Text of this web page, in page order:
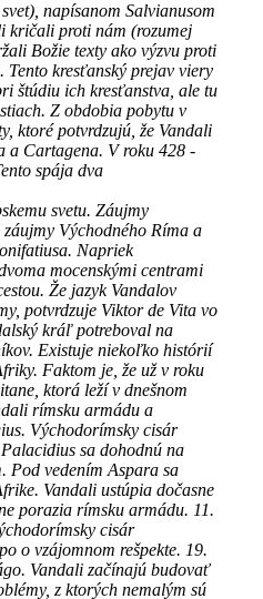
napísanom Salvianusom
kričali proti nám (rozumej
Božie texty ako výzvu proti
kresťanský prejav viery
štúdiu ich kresťanstva, ale tu
Z obdobia pobytu v
ktoré potvrdzujú, že Vandali
a Cartagena. V roku 428 -
spája dva
svetu. Záujmy
Východného Ríma a
Napriek
mocenskými centrami
Že jazyk Vandalov
potvrdzuje Viktor de Vita vo
kráľ potreboval na
Existuje niekoľko histórií
Faktom je, že už v roku
ktorá leží v dnešnom
rímsku armádu a
Východorímsky cisár
sa dohodnú na
Pod vedením Aspara sa
Vandali ustúpia dočasne
porazia rímsku armádu. 11.
cisár
o vzájomnom rešpekte. 19.
Vandali začínajú budovať
z ktorých nemalým sú